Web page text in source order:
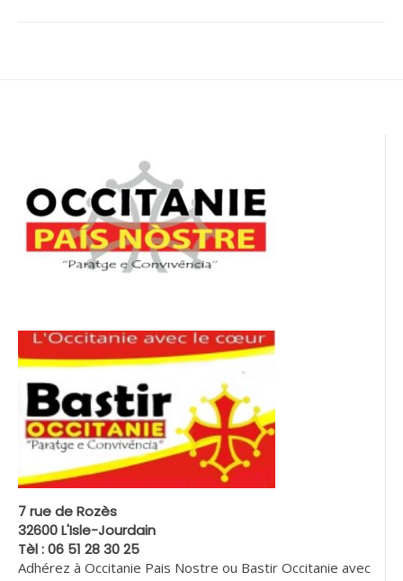
7 rue de Rozès
32600 L'Isle-Jourdain
Tèl : 06 51 28 30 25
Adhérez à Occitanie Pais Nostre ou Bastir Occitanie avec